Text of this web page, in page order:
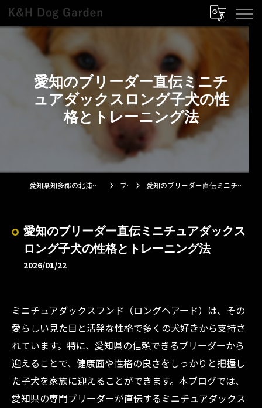
愛知のブリーダー直伝ミニチ
ュアダックスロング子犬の性
格とトレーニング法
愛知県知多郡の北浦浩ブリーダーならK&H Dog Garden ブログ 愛知のブリーダー直伝ミニチュアダックスロング子犬の性格とトレーニング法
愛知のブリーダー直伝ミニチュアダックス
ロング子犬の性格とトレーニング法
2026/01/22
ミニチュアダックスフンド（ロングヘアード）は、その
愛らしい見た目と活発な性格で多くの犬好きから支持さ
れています。特に、愛知県の信頼できるブリーダーから
迎えることで、健康面や性格の良さをしっかりと把握し
た子犬を家族に迎えることができます。本ブログでは、
愛知県の専門ブリーダーが直伝するミニチュアダックス